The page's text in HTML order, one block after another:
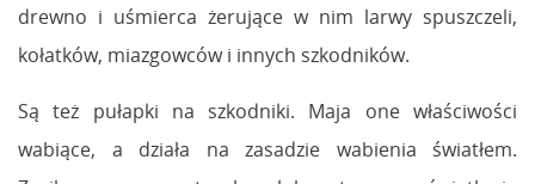
drewno i uśmierca żerujące w nim larwy spuszczeli,
kołatków, miazgowców i innych szkodników.
Są też pułapki na szkodniki. Maja one właściwości
wabiące, a działa na zasadzie wabienia światłem.